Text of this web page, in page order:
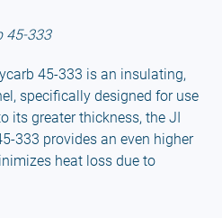
45-333 is an insulating,
specifically designed for use
its greater thickness, the JI
333 provides an even higher
heat loss due to